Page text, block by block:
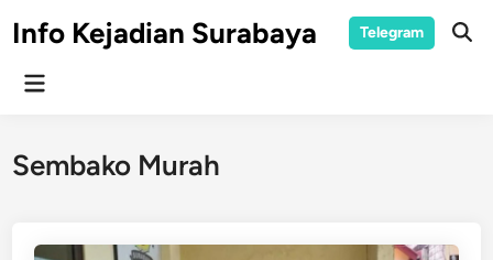
toInfo Kejadian Surabaya Telegram
Main
Sembako Murah